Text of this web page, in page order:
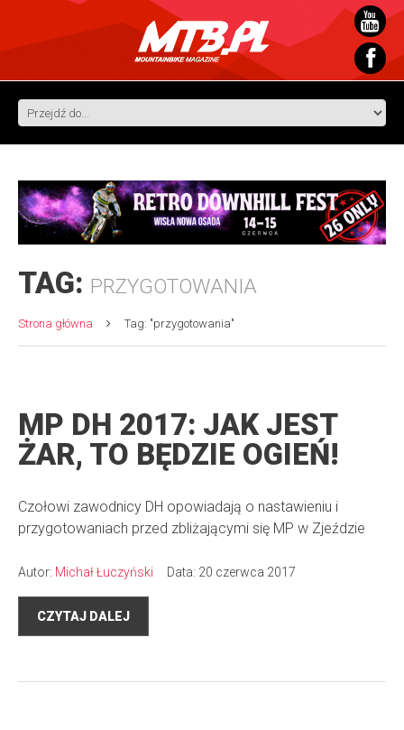
TAG: PRZYGOTOWANIA
Strona główna Tag: "przygotowania"
MP DH 2017: JAK JEST
ŻAR, TO BĘDZIE OGIEŃ!
Czołowi zawodnicy DH opowiadają o nastawieniu i
przygotowaniach przed zbliżającymi się MP w Zjeździe
Autor: Michał Łuczyński Data: 20 czerwca 2017
CZYTAJ DALEJ